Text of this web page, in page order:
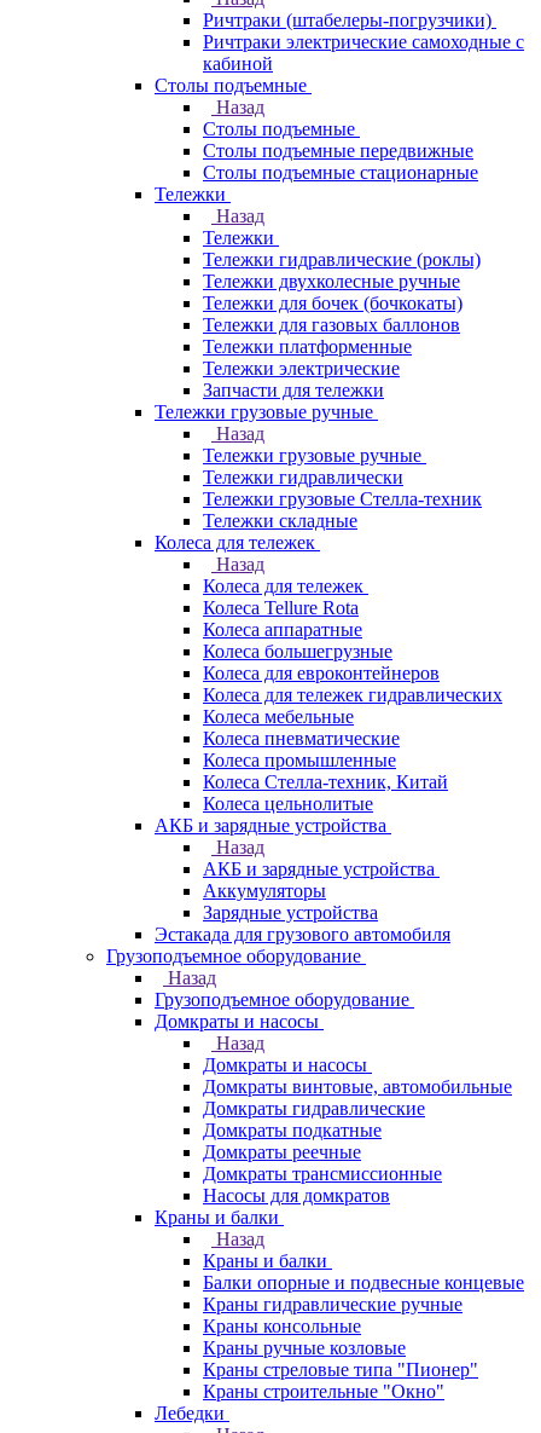
Ричтраки (штабелеры-погрузчики)
Ричтраки электрические самоходные с
кабиной
Столы подъемные
Назад
Столы подъемные
Столы подъемные передвижные
Столы подъемные стационарные
Тележки
Назад
Тележки
Тележки гидравлические (роклы)
Тележки двухколесные ручные
Тележки для бочек (бочкокаты)
Тележки для газовых баллонов
Тележки платформенные
Тележки электрические
Запчасти для тележки
Тележки грузовые ручные
Назад
Тележки грузовые ручные
Тележки гидравлически
Тележки грузовые Стелла-техник
Тележки складные
Колеса для тележек
Назад
Колеса для тележек
Колеса Tellure Rota
Колеса аппаратные
Колеса большегрузные
Колеса для евроконтейнеров
Колеса для тележек гидравлических
Колеса мебельные
Колеса пневматические
Колеса промышленные
Колеса Стелла-техник, Китай
Колеса цельнолитые
АКБ и зарядные устройства
Назад
АКБ и зарядные устройства
Аккумуляторы
Зарядные устройства
Эстакада для грузового автомобиля
Грузоподъемное оборудование
Назад
Грузоподъемное оборудование
Домкраты и насосы
Назад
Домкраты и насосы
Домкраты винтовые, автомобильные
Домкраты гидравлические
Домкраты подкатные
Домкраты реечные
Домкраты трансмиссионные
Насосы для домкратов
Краны и балки
Назад
Краны и балки
Балки опорные и подвесные концевые
Краны гидравлические ручные
Краны консольные
Краны ручные козловые
Краны стреловые типа "Пионер"
Краны строительные "Окно"
Лебедки